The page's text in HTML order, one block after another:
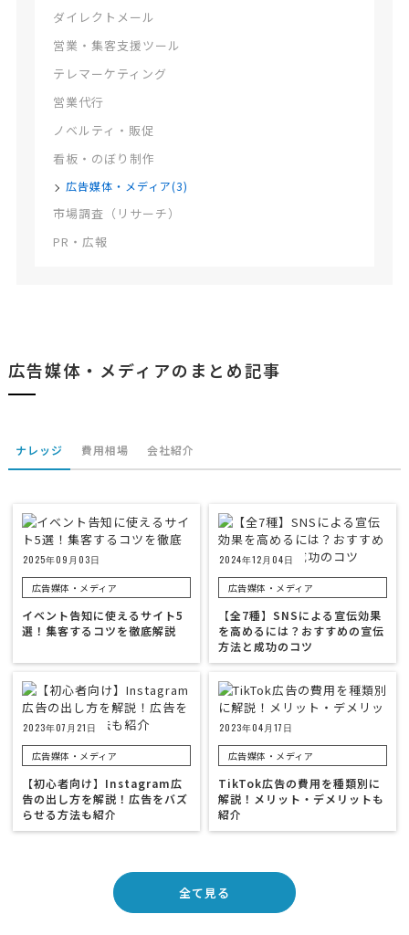
ダイレクトメール
営業・集客支援ツール
テレマーケティング
営業代行
ノベルティ・販促
看板・のぼり制作
広告媒体・メディア(3)
市場調査（リサーチ）
PR・広報
広告媒体・メディアのまとめ記事
ナレッジ 費用相場 会社紹介
2025年09月03日
広告媒体・メディア
イベント告知に使えるサイト5
選！集客するコツを徹底解説
2024年12月04日
広告媒体・メディア
【全7種】SNSによる宣伝効果
を高めるには？おすすめの宣伝
方法と成功のコツ
2023年07月21日
広告媒体・メディア
【初心者向け】Instagram広
告の出し方を解説！広告をバズ
らせる方法も紹介
2023年04月17日
広告媒体・メディア
TikTok広告の費用を種類別に
解説！メリット・デメリットも
紹介
全て見る